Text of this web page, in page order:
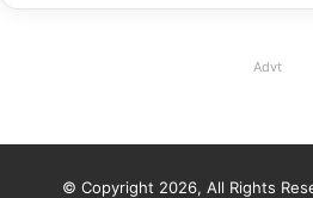
Advt
© Copyright 2026, All Rights